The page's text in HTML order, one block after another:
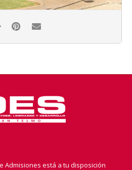
Admisiones está a tu disposición